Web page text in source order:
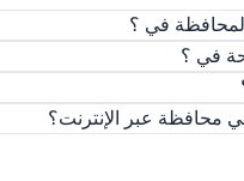
في ؟
في ؟
عبر الإنترنت؟